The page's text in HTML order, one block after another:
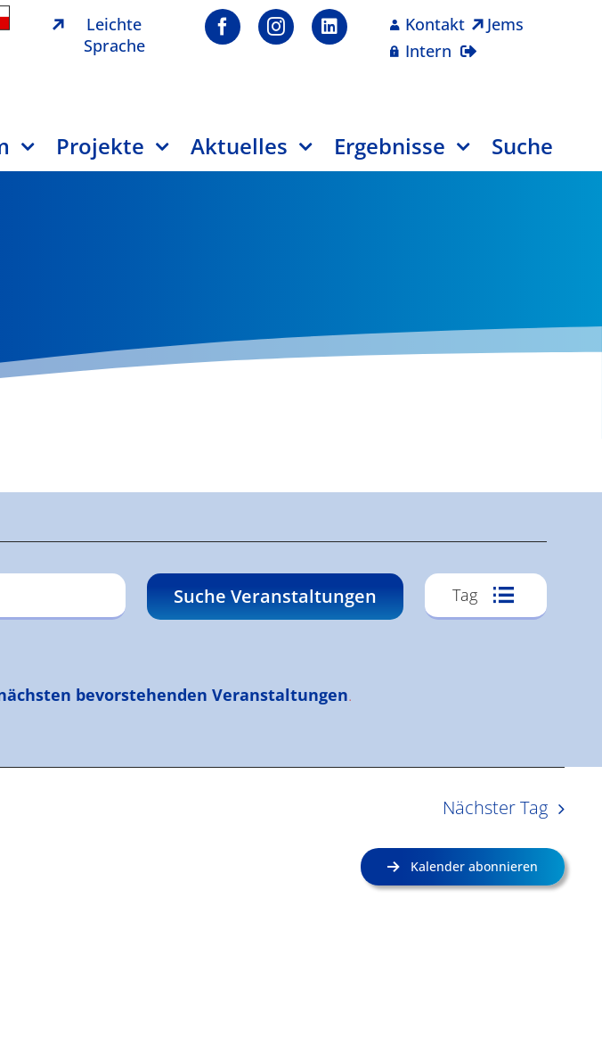
Leichte
Sprache
Kontakt
Jems
Intern
Projekte Aktuelles Ergebnisse Suche
bevorstehenden Veranstaltungen.
Suche Veranstaltungen Tag
Nächster Tag
Kalender abonnieren